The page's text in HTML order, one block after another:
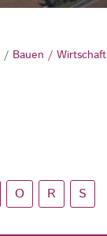
/ Bauen / Wirtschaft
O R S